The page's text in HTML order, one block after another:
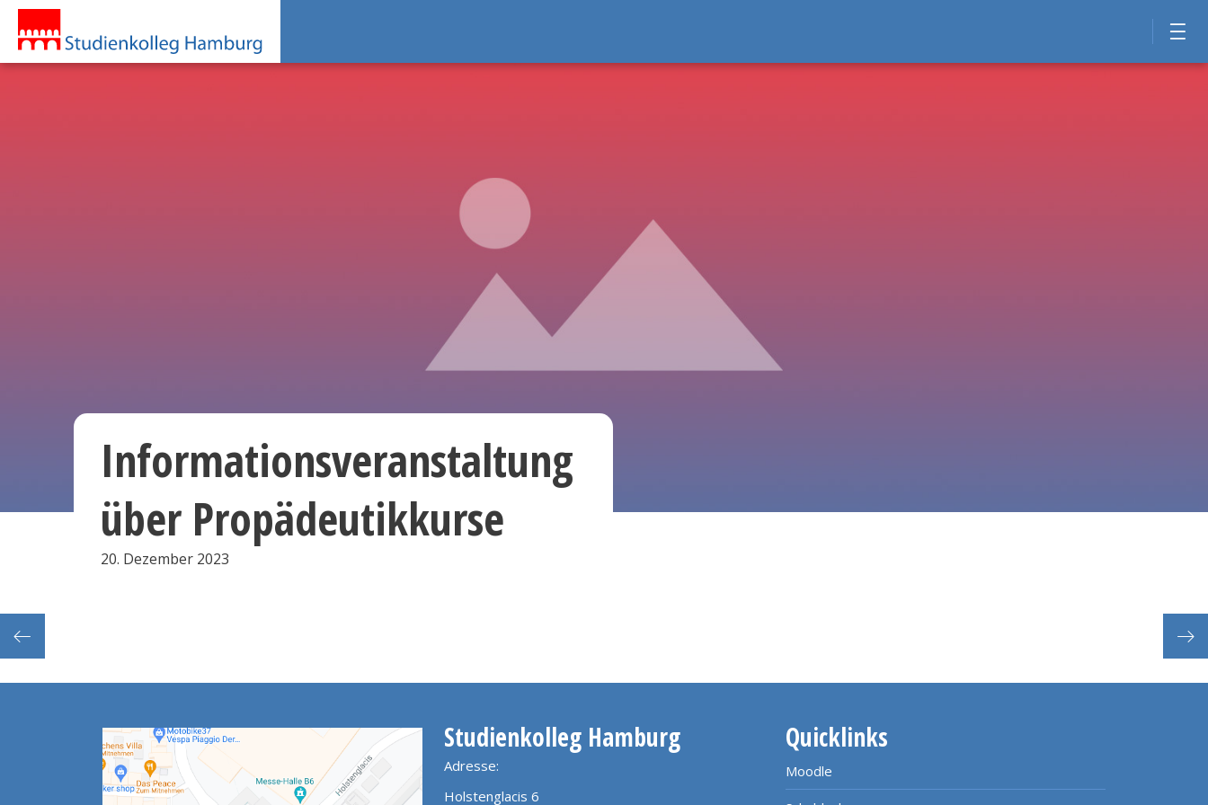
Informationsveranstaltung
über Propädeutikkurse
20. Dezember 2023
Studienkolleg Hamburg
Adresse:
Holstenglacis 6
Quicklinks
Moodle